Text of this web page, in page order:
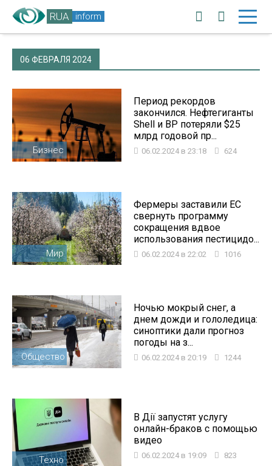
RUA inform
06 ФЕВРАЛЯ 2024
Бизнес
Период рекордов
закончился. Нефтегиганты
Shell и ВР потеряли $25
млрд годовой пр...
06.02.2024 в 23:18 624
Мир
Фермеры заставили ЕС
свернуть программу
сокращения вдвое
использования пестицидо...
06.02.2024 в 22:02 1016
Общество
Ночью мокрый снег, а
днем дожди и гололедица:
синоптики дали прогноз
погоды на з...
06.02.2024 в 20:19 1244
Техно
В Дії запустят услугу
онлайн-браков с помощью
видео
06.02.2024 в 19:09 823